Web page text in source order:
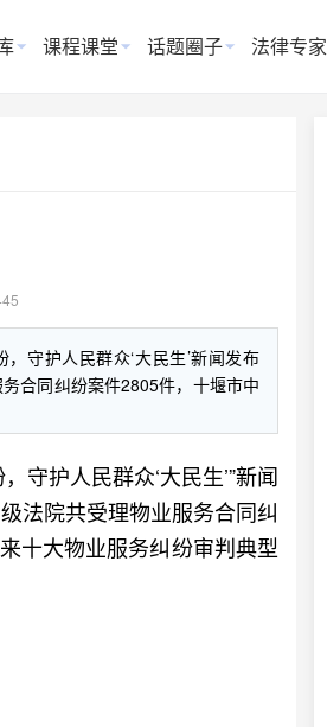
课程课堂 话题圈子 法律专家
守护人民群众‘大民生’新闻发布
合同纠纷案件2805件，十堰市中
护人民群众‘大民生’”新闻
法院共受理物业服务合同纠
十大物业服务纠纷审判典型